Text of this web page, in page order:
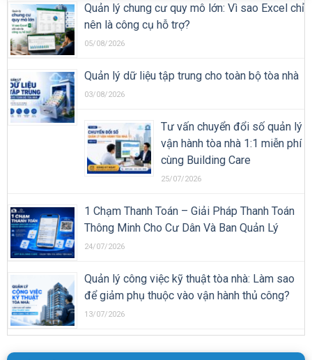
Quản lý chung cư quy mô lớn: Vì sao Excel chỉ
nên là công cụ hỗ trợ?
05/08/2026
Quản lý dữ liệu tập trung cho toàn bộ tòa nhà
03/08/2026
Tư vấn chuyển đổi số quản lý
vận hành tòa nhà 1:1 miễn phí
cùng Building Care
25/07/2026
1 Chạm Thanh Toán – Giải Pháp Thanh Toán
Thông Minh Cho Cư Dân Và Ban Quản Lý
24/07/2026
Quản lý công việc kỹ thuật tòa nhà: Làm sao
để giảm phụ thuộc vào vận hành thủ công?
13/07/2026